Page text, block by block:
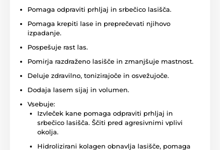
Pomaga odpraviti prhljaj in srbečico lasišča.
Pomaga krepiti lase in preprečevati njihovo
izpadanje.
Pospešuje rast las.
Pomirja razdraženo lasišče in zmanjšuje mastnost.
Deluje zdravilno, tonizirajoče in osvežujoče.
Dodaja lasem sijaj in volumen.
Vsebuje:
Izvleček kane pomaga odpraviti prhljaj in
srbečico lasišča. Ščiti pred agresivnimi vplivi
okolja.
Hidrolizirani kolagen obnavlja lasišče, pomaga